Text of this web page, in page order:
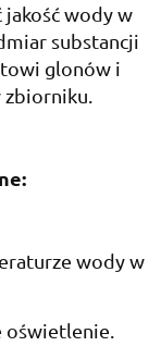
wody w
substancji
glonów i
wody w
oświetlenie.